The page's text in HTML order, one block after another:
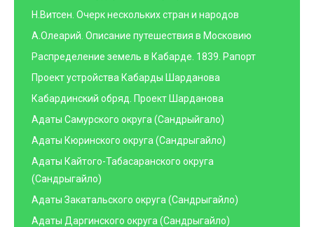
Н.Витсен. Очерк нескольких стран и народов
А.Олеарий. Описание путешествия в Московию
Распределение земель в Кабарде. 1839. Рапорт
Проект устройства Кабарды Шарданова
Кабардинский обряд. Проект Шарданова
Адаты Самурского округа (Сандрыйгало)
Адаты Кюринского округа (Сандрыгайло)
Адаты Кайтого-Табасаранского округа
(Сандрыгайло)
Адаты Закатальского округа (Сандрыгайло)
Адаты Даргинского округа (Сандрыгайло)